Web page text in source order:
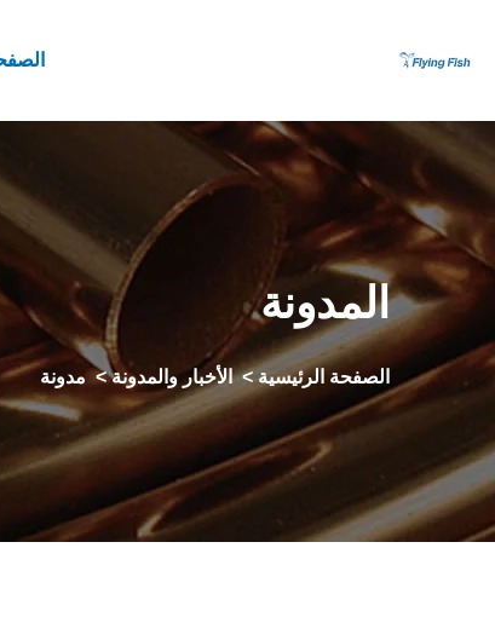
المدونة
الصفحة الرئيسية >الأخبار والمدونة> مدونة